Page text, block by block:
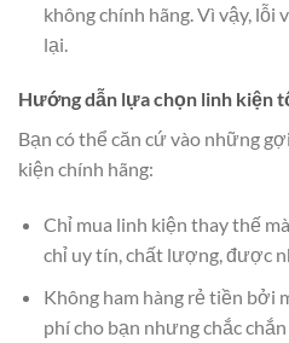
không chính hãng. Vì vậy, lỗi
lại.
Hướng dẫn lựa chọn linh kiện
Bạn có thể căn cứ vào những
kiện chính hãng:
Chỉ mua linh kiện thay thế
chỉ uy tín, chất lượng, được
Không ham hàng rẻ tiền bởi
phí cho bạn nhưng chắc